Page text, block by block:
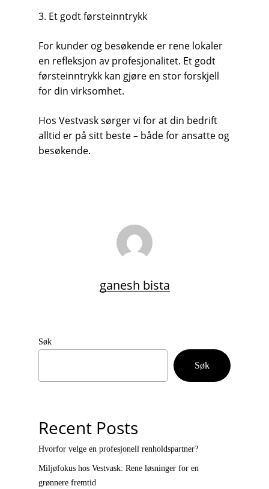
3. Et godt førsteinntrykk
For kunder og besøkende er rene lokaler
en refleksjon av profesjonalitet. Et godt
førsteinntrykk kan gjøre en stor forskjell
for din virksomhet.
Hos Vestvask sørger vi for at din bedrift
alltid er på sitt beste – både for ansatte og
besøkende.
ganesh bista
Søk
Søk
Recent Posts
Hvorfor velge en profesjonell renholdspartner?
Miljøfokus hos Vestvask: Rene løsninger for en
grønnere fremtid